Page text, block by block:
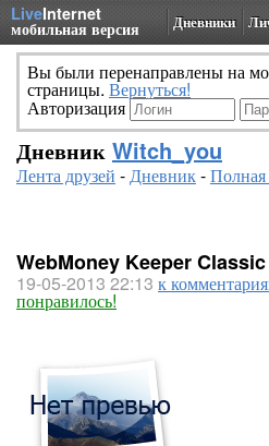
LiveInternet
мобильная версия Дневники
Вы были перенаправлены на
страницы. Вернуться!
Авторизация
Дневник Witch_you
Лента друзей -Дневник-Полная
WebMoney Keeper Classic
19-05-2013 22:13 к
понравилось!